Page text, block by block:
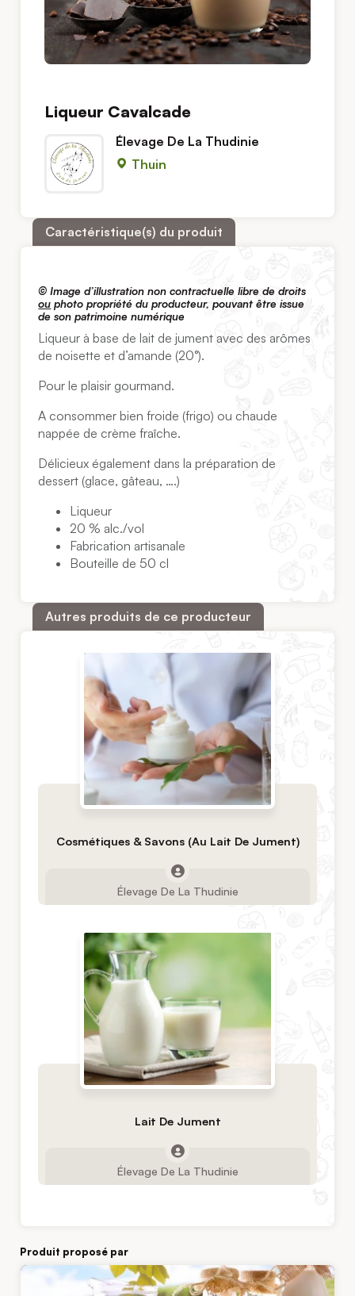
Liqueur Cavalcade
Élevage De La Thudinie
Thuin
Caractéristique(s) du produit
© Image d’illustration non contractuelle libre de droits
ou photo propriété du producteur, pouvant être issue
de son patrimoine numérique
Liqueur à base de lait de jument avec des arômes
de noisette et d’amande (20°).
Pour le plaisir gourmand.
A consommer bien froide (frigo) ou chaude
nappée de crème fraîche.
Délicieux également dans la préparation de
dessert (glace, gâteau, ….)
Liqueur
20 % alc./vol
Fabrication artisanale
Bouteille de 50 cl
Autres produits de ce producteur
Cosmétiques & Savons (Au Lait De Jument)
Élevage De La Thudinie
Lait De Jument
Élevage De La Thudinie
Produit proposé par